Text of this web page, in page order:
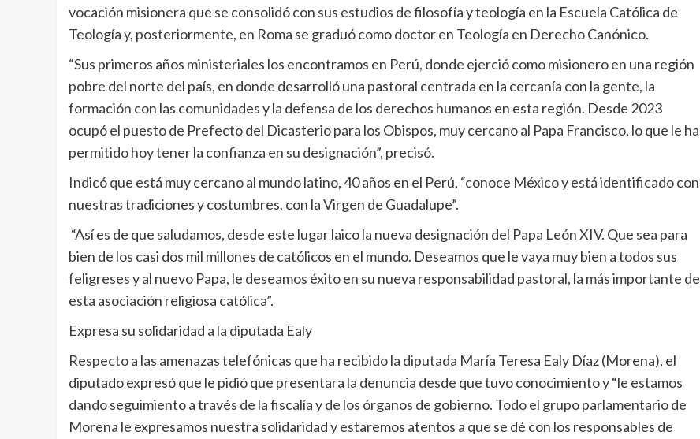
vocación misionera que se consolidó con sus estudios de filosofía y teología en la Escuela Católica de
Teología y, posteriormente, en Roma se graduó como doctor en Teología en Derecho Canónico.
“Sus primeros años ministeriales los encontramos en Perú, donde ejerció como misionero en una región
pobre del norte del país, en donde desarrolló una pastoral centrada en la cercanía con la gente, la
formación con las comunidades y la defensa de los derechos humanos en esta región. Desde 2023
ocupó el puesto de Prefecto del Dicasterio para los Obispos, muy cercano al Papa Francisco, lo que le ha
permitido hoy tener la confianza en su designación”, precisó.
Indicó que está muy cercano al mundo latino, 40 años en el Perú, “conoce México y está identificado con
nuestras tradiciones y costumbres, con la Virgen de Guadalupe”.
“Así es de que saludamos, desde este lugar laico la nueva designación del Papa León XIV. Que sea para
bien de los casi dos mil millones de católicos en el mundo. Deseamos que le vaya muy bien a todos sus
feligreses y al nuevo Papa, le deseamos éxito en su nueva responsabilidad pastoral, la más importante de
esta asociación religiosa católica”.
Expresa su solidaridad a la diputada Ealy
Respecto a las amenazas telefónicas que ha recibido la diputada María Teresa Ealy Díaz (Morena), el
diputado expresó que le pidió que presentara la denuncia desde que tuvo conocimiento y “le estamos
dando seguimiento a través de la fiscalía y de los órganos de gobierno. Todo el grupo parlamentario de
Morena le expresamos nuestra solidaridad y estaremos atentos a que se dé con los responsables de